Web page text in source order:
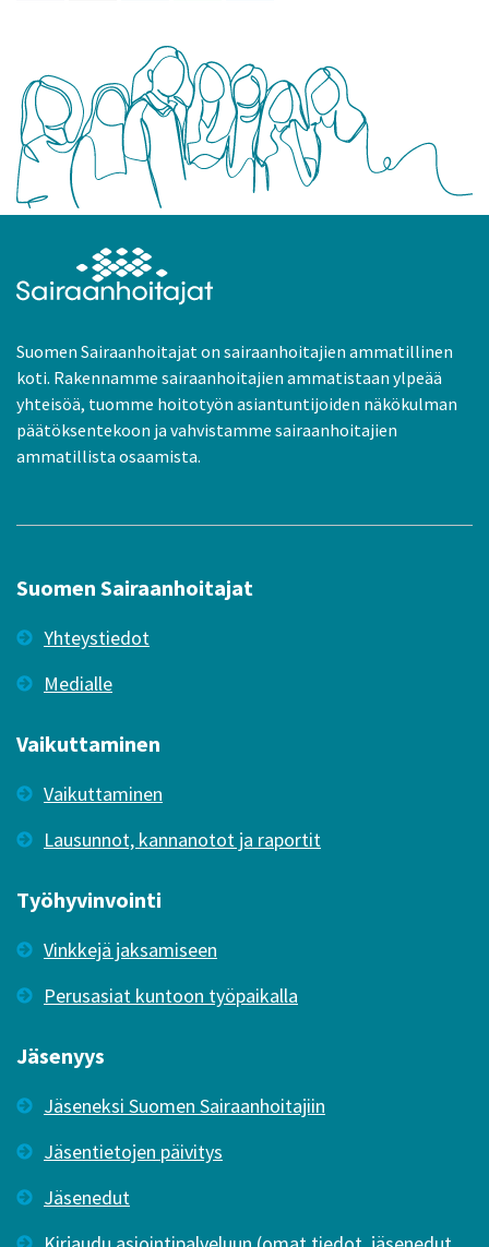
Suomen Sairaanhoitajat on sairaanhoitajien ammatillinen
koti. Rakennamme sairaanhoitajien ammatistaan ylpeää
yhteisöä, tuomme hoitotyön asiantuntijoiden näkökulman
päätöksentekoon ja vahvistamme sairaanhoitajien
ammatillista osaamista.
Suomen Sairaanhoitajat
Yhteystiedot
Medialle
Vaikuttaminen
Vaikuttaminen
Lausunnot, kannanotot ja raportit
Työhyvinvointi
Vinkkejä jaksamiseen
Perusasiat kuntoon työpaikalla
Jäsenyys
Jäseneksi Suomen Sairaanhoitajiin
Jäsentietojen päivitys
Jäsenedut